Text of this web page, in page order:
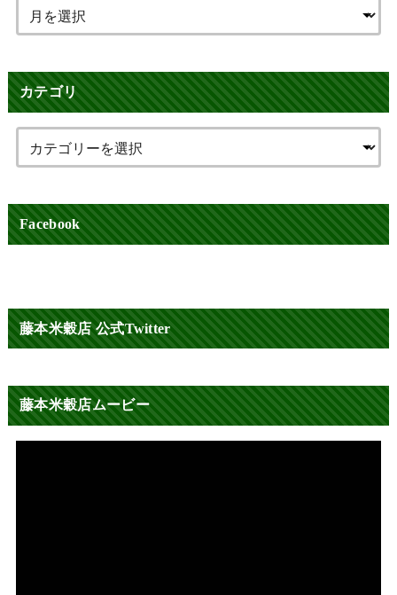
カテゴリ
Facebook
藤本米穀店 公式Twitter
藤本米穀店ムービー